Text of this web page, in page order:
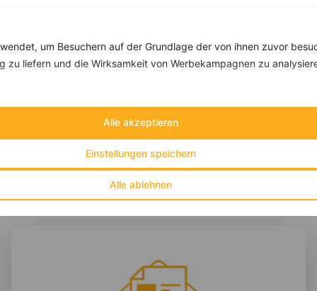
um Besuchern auf der Grundlage der von ihnen zuvor
zu liefern und die Wirksamkeit von Werbekampagnen zu
Alle ablehnen
Einstellungen speichern
Alle akzeptieren
‹
Buchweizennudeln mit Brokkoli und Peperoni
Kalorien:457 kcal
Kohlehydrate:65 g